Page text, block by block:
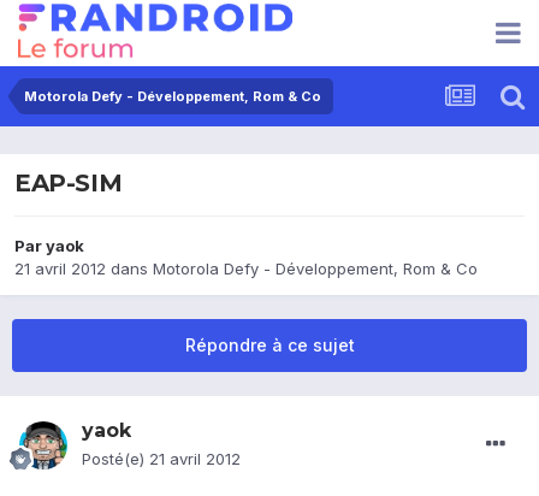
Motorola Defy - Développement, Rom & Co
EAP-SIM
Paryaok
21 avril 2012 dans Motorola Defy - Développement, Rom & Co
Répondre à ce sujet
yaok
Posté(e) 21 avril 2012